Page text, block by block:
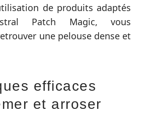
de produits adaptés
Patch Magic, vous
une pelouse dense et
efficaces
et arroser